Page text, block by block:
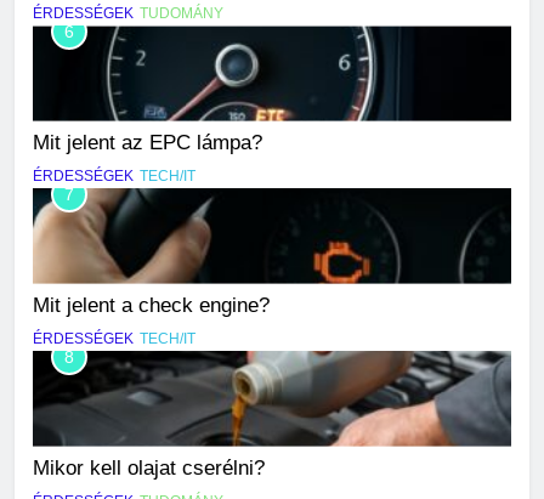
ÉRDESSÉGEK TUDOMÁNY
6
Mit jelent az EPC lámpa?
ÉRDESSÉGEK TECH/IT
7
Mit jelent a check engine?
ÉRDESSÉGEK TECH/IT
8
Mikor kell olajat cserélni?